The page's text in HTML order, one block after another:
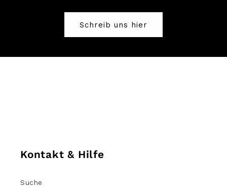
Schreib uns hier
Kontakt & Hilfe
Suche